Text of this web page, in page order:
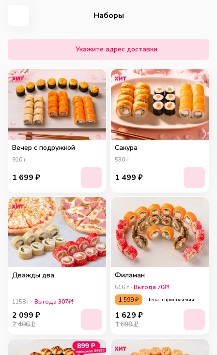
Наборы
Укажите адрес доставки
Вечер с подружкой
910 г
1 699 ₽
Сакура
530 г
1 499 ₽
Дважды два
1158 г Выгода 307₽!
2 099 ₽
2 406 ₽
Филаман
616 г
Выгода 70₽!
1 599₽ Цена в приложении
1 629 ₽
1 699 ₽